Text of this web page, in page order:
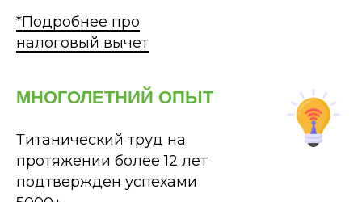
*Подробнее про
налоговый вычет
МНОГОЛЕТНИЙ ОПЫТ
Титанический труд на
протяжении более 12 лет
подтвержден успехами